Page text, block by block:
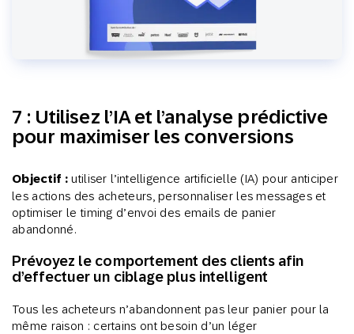
7 : Utilisez l’IA et l’analyse prédictive
pour maximiser les conversions
Objectif : utiliser l’intelligence artificielle (IA) pour anticiper
les actions des acheteurs, personnaliser les messages et
optimiser le timing d’envoi des emails de panier
abandonné.
Prévoyez le comportement des clients afin
d’effectuer un ciblage plus intelligent
Tous les acheteurs n’abandonnent pas leur panier pour la
même raison : certains ont besoin d’un léger